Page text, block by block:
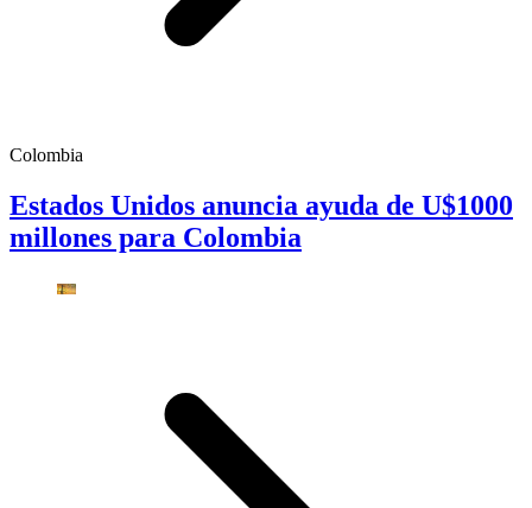
Colombia
Estados Unidos anuncia ayuda de U$1000
millones para Colombia